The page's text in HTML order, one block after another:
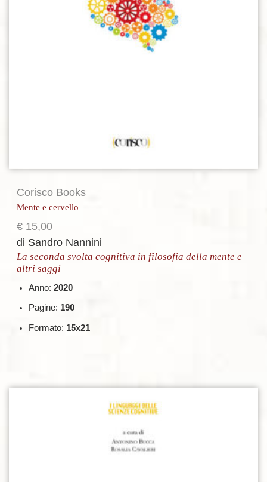
Corisco Books
Mente e cervello
€ 15,00
di Sandro Nannini
La seconda svolta cognitiva in filosofia della mente e
altri saggi
Anno: 2020
Pagine: 190
Formato: 15x21